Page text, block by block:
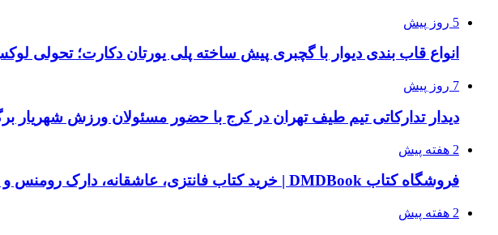
5 روز پیش
انواع قاب بندی دیوار با گچبری پیش ساخته پلی یورتان دکارت؛ تحولی
7 روز پیش
دیدار تدارکاتی تیم طیف تهران در کرج با حضور مسئولان ورزش شهریار
2 هفته پیش
فروشگاه کتاب DMDBook | خرید کتاب فانتزی، عاشقانه، دارک رومنس و رمان بدون حذفیات
2 هفته پیش